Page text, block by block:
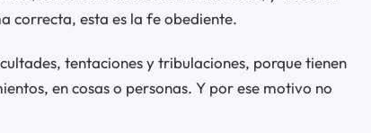
correcta, esta es la fe obediente.
tentaciones y tribulaciones, porque tienen
en cosas o personas. Y por ese motivo no